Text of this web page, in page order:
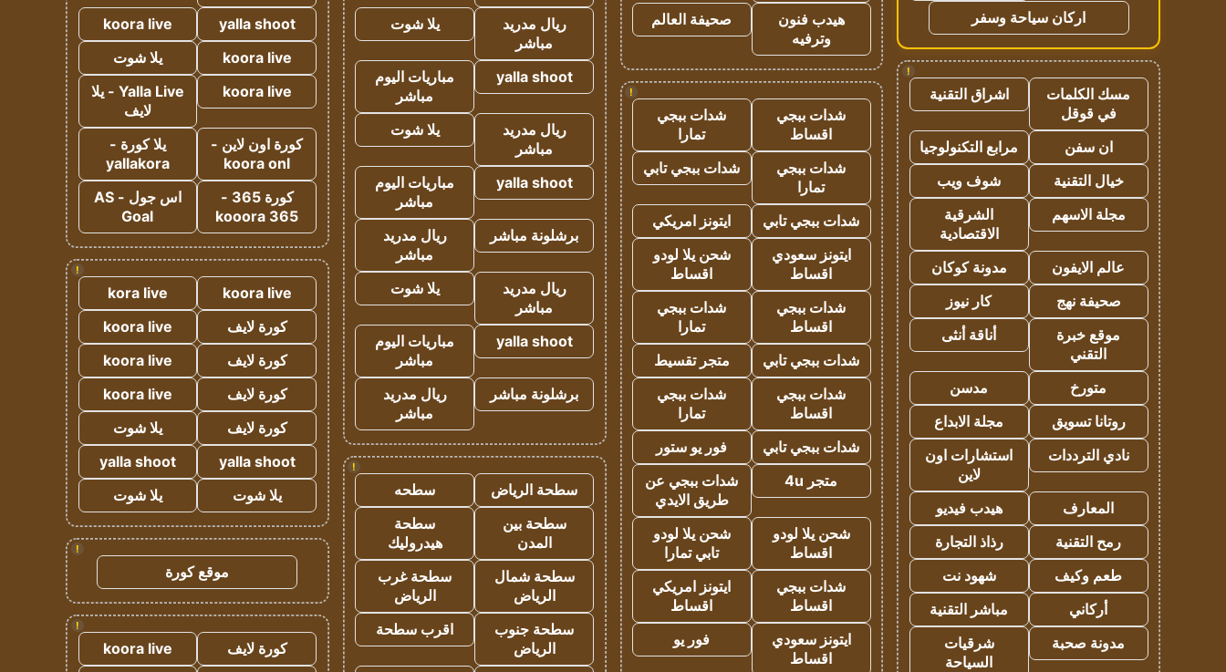
اركان سياحة وسفر
!
مسك الكلمات
في قوقل
اشراق التقنية
ان سفن
مرابع التكنولوجيا
خيال التقنية
شوف ويب
مجلة الاسهم
الشرقية
الاقتصادية
عالم الايفون
مدونة كوكان
صحيفة نهج
كار نيوز
موقع خبرة
التقني
أناقة أنثى
متورخ
مدسن
روتانا تسويق
مجلة الابداع
نادي الترددات
استشارات اون
لاين
المعارف
هيدب فيديو
رمح التقنية
رذاذ التجارة
طعم وكيف
شهود نت
أركاني
مباشر التقنية
مدونة صحبة
شرقيات
السياحة
هيدب فنون
وترفيه
صحيفة العالم
!
شدات ببجي
اقساط
شدات ببجي
تمارا
شدات ببجي
تمارا
شدات ببجي تابي
شدات ببجي تابي
ايتونز امريكي
ايتونز سعودي
اقساط
شحن يلا لودو
اقساط
شدات ببجي
اقساط
شدات ببجي
تمارا
شدات ببجي تابي
متجر تقسيط
شدات ببجي
اقساط
شدات ببجي
تمارا
شدات ببجي تابي
فور يو ستور
متجر 4u
شدات ببجي عن
طريق الايدي
شحن يلا لودو
اقساط
شحن يلا لودو
تابي تمارا
شدات ببجي
اقساط
ايتونز امريكي
اقساط
ايتونز سعودي
اقساط
فور يو
ريال مدريد
مباشر
يلا شوت
yalla shoot
مباريات اليوم
مباشر
ريال مدريد
مباشر
يلا شوت
yalla shoot
مباريات اليوم
مباشر
برشلونة مباشر
ريال مدريد
مباشر
ريال مدريد
مباشر
يلا شوت
yalla shoot
مباريات اليوم
مباشر
برشلونة مباشر
ريال مدريد
مباشر
!
سطحة الرياض
سطحه
سطحة بين
المدن
سطحة
هيدروليك
سطحة شمال
الرياض
سطحة غرب
الرياض
سطحة جنوب
الرياض
اقرب سطحة
yalla shoot
koora live
koora live
يلا شوت
koora live
Yalla Live - يلا
لايف
كورة اون لاين -
koora onl
يلا كورة -
yallakora
كورة 365 -
kooora 365
اس جول - AS
Goal
!
koora live
kora live
كورة لايف
koora live
كورة لايف
koora live
كورة لايف
koora live
كورة لايف
يلا شوت
yalla shoot
yalla shoot
يلا شوت
يلا شوت
!
موقع كورة
!
كورة لايف
koora live